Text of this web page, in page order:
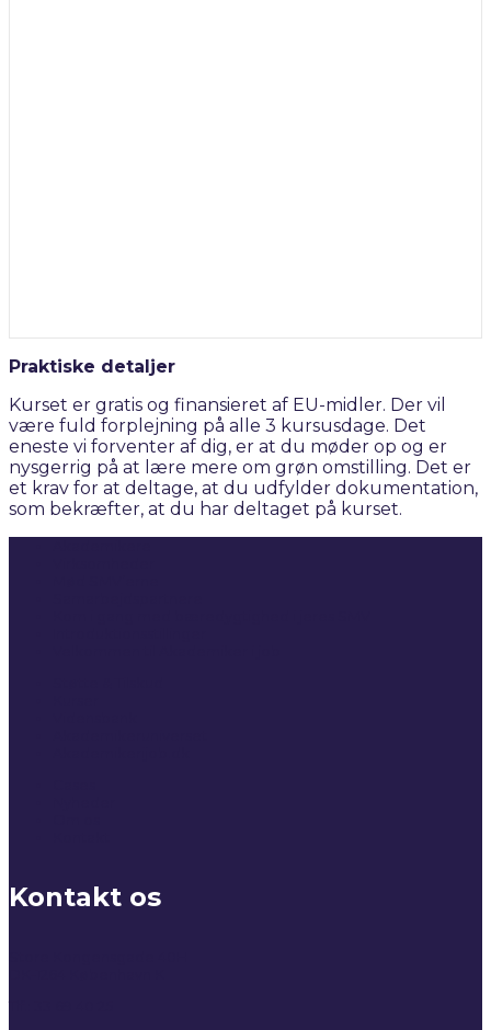
Praktiske detaljer
Kurset er gratis og finansieret af EU-midler. Der vil
være fuld forplejning på alle 3 kursusdage. Det
eneste vi forventer af dig, er at du møder op og er
nysgerrig på at lære mere om grøn omstilling. Det er
et krav for at deltage, at du udfylder dokumentation,
som bekræfter, at du har deltaget på kurset.
Kontakt os